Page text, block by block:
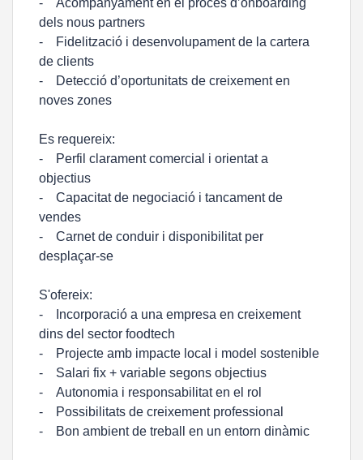
- Acompanyament en el procés d’onboarding
dels nous partners
- Fidelització i desenvolupament de la cartera
de clients
- Detecció d’oportunitats de creixement en
noves zones
Es requereix:
- Perfil clarament comercial i orientat a
objectius
- Capacitat de negociació i tancament de
vendes
- Carnet de conduir i disponibilitat per
desplaçar-se
S'ofereix:
- Incorporació a una empresa en creixement
dins del sector foodtech
- Projecte amb impacte local i model sostenible
- Salari fix + variable segons objectius
- Autonomia i responsabilitat en el rol
- Possibilitats de creixement professional
- Bon ambient de treball en un entorn dinàmic